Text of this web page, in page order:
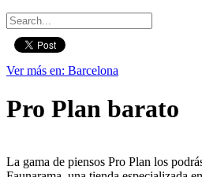
Ver más en: Barcelona
Pro Plan barato
La gama de piensos Pro Plan los